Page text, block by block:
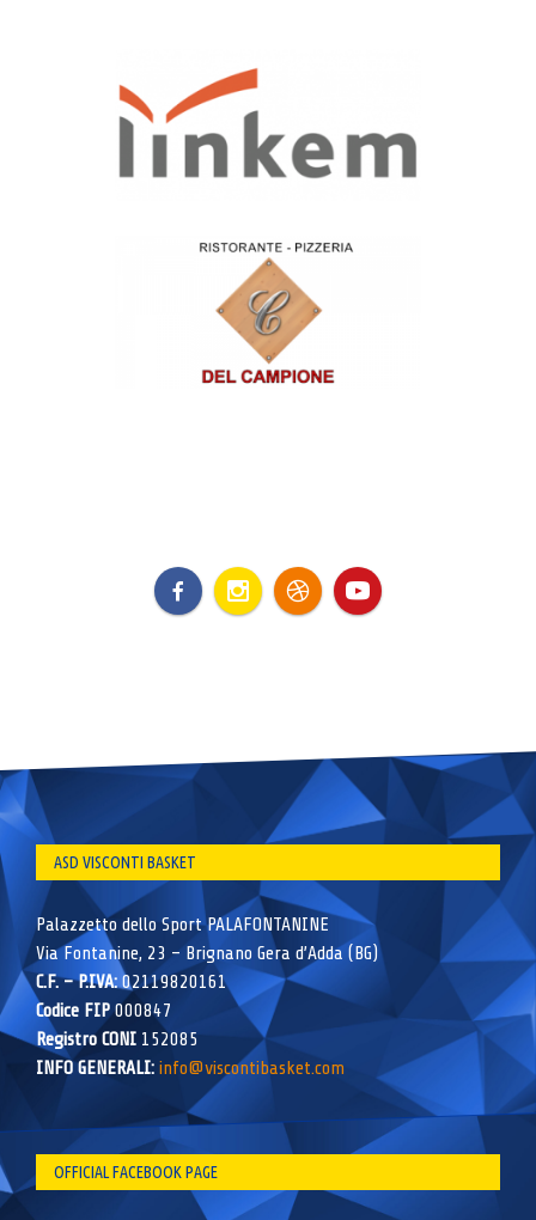
ASD VISCONTI BASKET
Palazzetto dello Sport PALAFONTANINE
Via Fontanine, 23 – Brignano Gera d’Adda (BG)
C.F. – P.IVA:02119820161
Codice FIP000847
Registro CONI 152085
INFO GENERALI: info@viscontibasket.com
OFFICIAL FACEBOOK PAGE